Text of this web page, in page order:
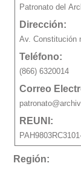
Patronato del
Dirección:
Av. Constitución
Teléfono:
(866) 6320014
Correo
REUNI:
Región: